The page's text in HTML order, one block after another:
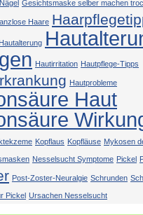
Gesichtsmaske selber machen
Haare
Hautalterung
Hautirritation Hautpflege-Tipps
Hautprobleme
Haut
Kopflaus Kopfläuse Mykosen
Nesselsucht Symptome Pickel
Post-Zoster-Neuralgie Schrunden
Pickel Ursachen Nesselsucht